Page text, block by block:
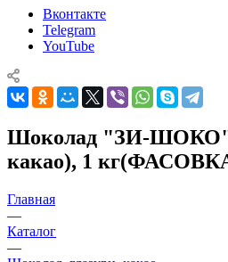
Вконтакте
Telegram
YouTube
Шоколад "ЗИ-ШОКО"
какао), 1
Главная
—
Каталог
—